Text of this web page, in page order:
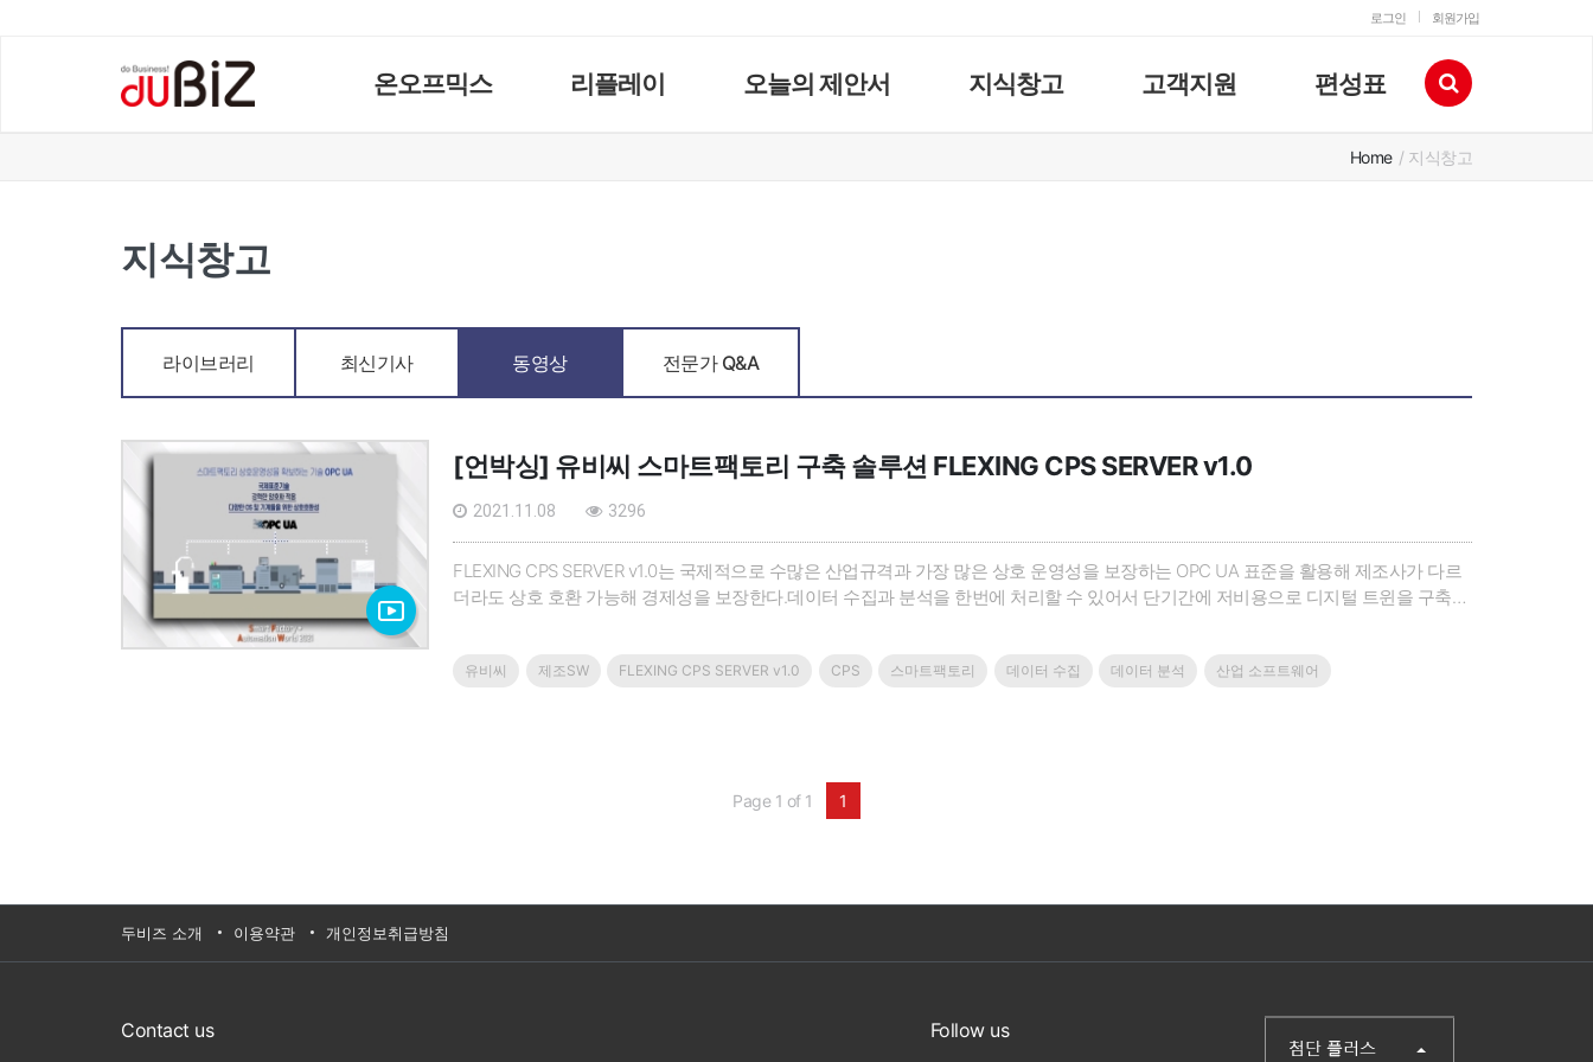
로그인 회원가입
온오프믹스 리플레이 오늘의 제안서 지식창고 고객지원 편성표
Home / 지식창고
지식창고
라이브러리 최신기사 동영상 전문가 Q&A
[언박싱] 유비씨 스마트팩토리 구축 솔루션 FLEXING CPS SERVER v1.0
2021.11.08 3296
FLEXING CPS SERVER v1.0는 국제적으로 수많은 산업규격과 가장 많은 상호 운영성을 보장하는 OPC UA 표준을 활용해 제조사가 다르
더라도 상호 호환 가능해 경제성을 보장한다.데이터 수집과 분석을 한번에 처리할 수 있어서 단기간에 저비용으로 디지털 트윈을 구축할
조 시스템으로 현장 작업자와 원격 작업자의 직관성과 현실감을 높일 수 있다.현장 기기 운전 및 다중 트러블 제어에 대한 지능화된 판단
통해 공장 내부의 기계 장치를 OPC UA 국제 표준으로 모델링하며, 기계 장치 데이터 습득을 위한 설정을 수행할 수 있으며 데이터 분석,
머신러닝 등도 수행 가능하다. 세부적인 내용은 매뉴얼을 통해 교육해 비전공자도 쉽게 사용할 수 있다.기업명 : 유비씨홈페이
유비씨 제조SW FLEXING CPS SERVER v1.0 CPS 스마트팩토리 데이터 수집 데이터 분석 산업 소프트웨어
Page 1 of 1 1
두비즈 소개 이용약관 개인정보취급방침
Contact us Follow us (주)첨단